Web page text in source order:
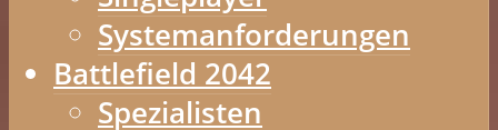
Systemanforderungen
Battlefield 2042
Spezialisten